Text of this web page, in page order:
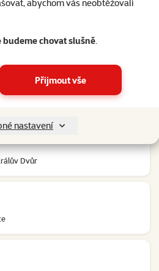
abychom vás neobtěžovali
budeme chovat slušně.
Přijmout vše
nastavení
Dvůr